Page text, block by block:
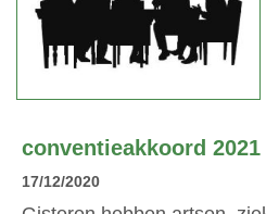
conventieakkoord 2021
17/12/2020